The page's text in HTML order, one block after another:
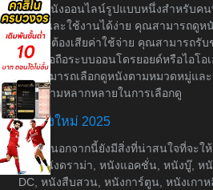
เว็บดูหนังออนไลน์รูปแบบหนึ่งสำหรับค
ระบบและใช้งานได้ง่าย คุณสามารถดูห
โดยไม่ต้องเสียค่าใช้จ่าย คุณสามารถ
เช่น มือถือระบบออนโดรยอยด์หรือไอโอ
คุณสามารถเลือกดูหนังตามหมวดหมู่และ
เพื่อความหลากหลายในการเลือกดู
หนังใหม่ 2025
นอกจากนี้ยังมีสิ่งที่น่าสนใจที่จะใ
ต่อ, หนังดราม่า, หนังแอคชั่น, หนังบู๊, หนั
DC, หนังสืบสวน, หนังการ์ตูน, หนังเกา